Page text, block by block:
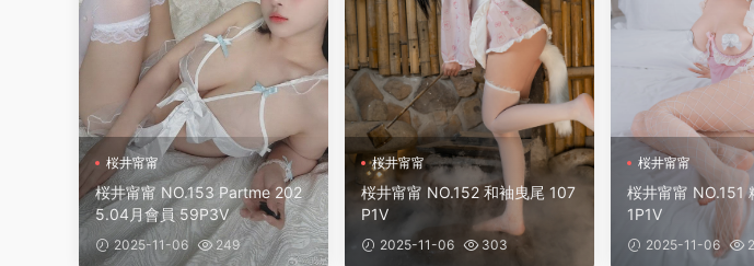
桜井甯甯
桜井甯甯 NO.153 Partme 202
5.04月會員 59P3V
2025-11-06 249
桜井甯甯
桜井甯甯 NO.152 和袖曳尾 107
P1V
2025-11-06 303
桜井甯甯
桜井甯甯 NO.151
1P1V
2025-11-06